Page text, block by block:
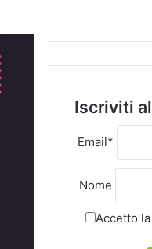
Iscriviti
Email*
Nome
Accetto la